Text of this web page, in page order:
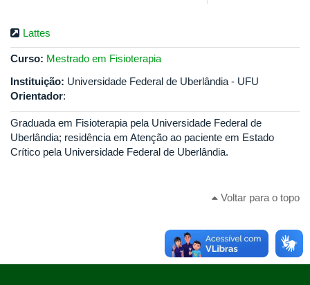
Lattes
Curso: Mestrado em Fisioterapia
Instituição: Universidade Federal de Uberlândia - UFU
Orientador:
Graduada em Fisioterapia pela Universidade Federal de
Uberlândia; residência em Atenção ao paciente em Estado
Crítico pela Universidade Federal de Uberlândia.
Voltar para o topo